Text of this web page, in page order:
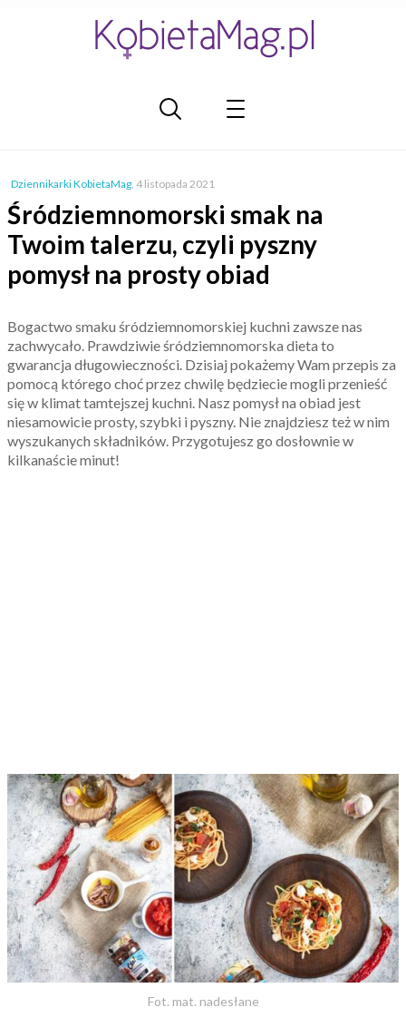
Dziennikarki KobietaMag, 4 listopada 2021
Śródziemnomorski smak na
Twoim talerzu, czyli pyszny
pomysł na prosty obiad
Bogactwo smaku śródziemnomorskiej kuchni zawsze nas
zachwycało. Prawdziwie śródziemnomorska dieta to
gwarancja długowieczności. Dzisiaj pokażemy Wam przepis za
pomocą którego choć przez chwilę będziecie mogli przenieść
się w klimat tamtejszej kuchni. Nasz pomysł na obiad jest
niesamowicie prosty, szybki i pyszny. Nie znajdziesz też w nim
wyszukanych składników. Przygotujesz go dosłownie w
kilkanaście minut!
Fot. mat. nadesłane